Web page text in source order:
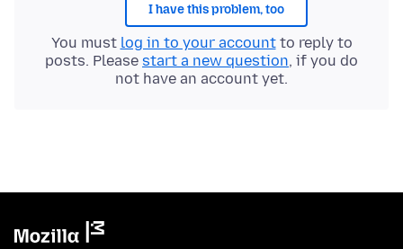
I have this problem, too
You must log in to your accountto reply to
posts. Please start a new question, if you do
not have an account yet.